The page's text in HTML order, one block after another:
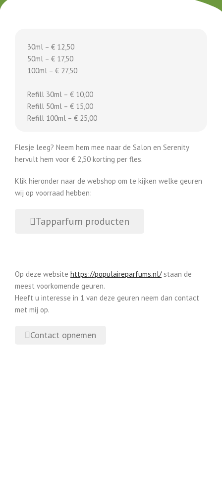
Flesje leeg? Neem hem mee naar de Salon en Serenity
hervult hem voor € 2,50 korting per fles.
Klik hieronder naar de webshop om te kijken welke geuren
wij op voorraad hebben:
Tapparfum producten
Op deze websitehttps://populaireparfums.nl/staan de
meest voorkomende geuren.
Heeft u interesse in 1 van deze geuren neem dan contact
met mij op.
Contact opnemen
30ml – € 12,50
50ml – € 17,50
100ml – € 27,50
Refill 30ml – € 10,00
Refill 50ml – € 15,00
Refill 100ml – € 25,00